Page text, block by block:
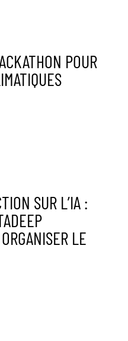
POUR
SUR L’IA :
LE